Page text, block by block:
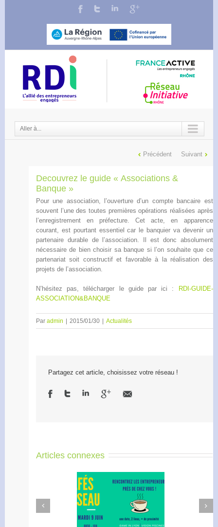
Aller à...
Précédent Suivant
Decouvrez le guide « Associations &
Banque »
Pour une association, l’ouverture d’un compte bancaire est
souvent l’une des toutes premières opérations réalisées après
l’enregistrement en préfecture. Cet acte, en apparence
courant, est pourtant essentiel car le banquier va devenir un
partenaire durable de l’association. Il est donc absolument
nécessaire de bien choisir sa banque si l’on souhaite que ce
partenariat soit constructif et favorable à la réalisation des
projets de l’association.
N’hésitez pas, télécharger le guide par ici :
RDI-GUIDE-
ASSOCIATION&BANQUE
Par admin 2015/01/30 Actualités
Partagez cet article, choisissez votre réseau !
Articles connexes
Réseau : créez votre
Apéro Réseau des
entrepreneurs
Previous
Next